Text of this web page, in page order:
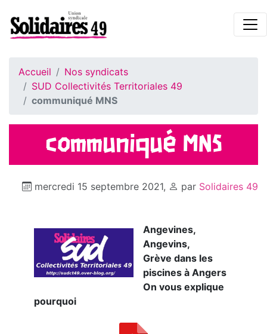
Accueil
Nos syndicats
SUD Collectivités Territoriales 49
communiqué MNS
communiqué MNS
mercredi 15 septembre 2021, par Solidaires 49
Angevines,
Angevins,
Grève dans les
piscines à Angers
On vous explique
pourquoi